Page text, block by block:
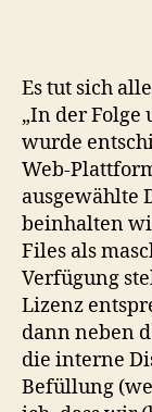
Es tut sich
„In der
wurde
Web-
ausgewählte
beinhalten
Files als
Verfügung
Lizenz
dann neben
die interne
Befüllung